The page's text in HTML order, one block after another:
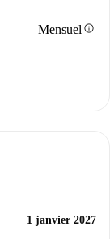
Mensuel info
1 janvier 2027